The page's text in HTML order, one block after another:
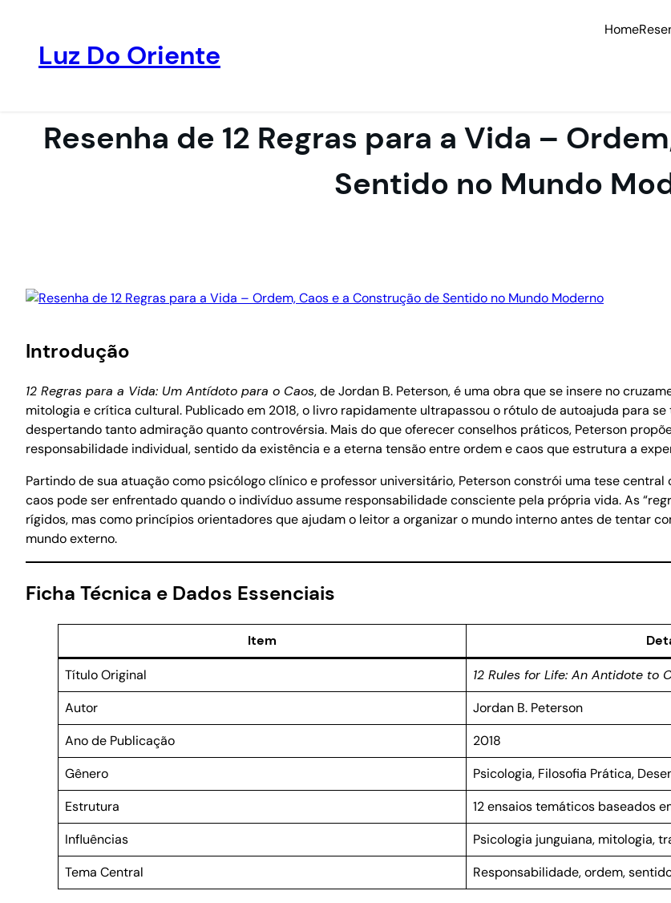
conteúdo
Luz Do Oriente
Home
Resenha de 12 Regras para a Vida –
Sentido no Mundo
Introdução
12 Regras para a Vida: Um Antídoto para o Caos, de Jordan B. Peterson, é uma obra que se insere no
mitologia e crítica cultural. Publicado em 2018, o livro rapidamente ultrapassou o rótulo de autoajuda para
despertando tanto admiração quanto controvérsia. Mais do que oferecer conselhos práticos, Peterson
responsabilidade individual, sentido da existência e a eterna tensão entre ordem e caos que estrutura a
Partindo de sua atuação como psicólogo clínico e professor universitário, Peterson constrói uma tese central
caos pode ser enfrentado quando o indivíduo assume responsabilidade consciente pela própria vida. As
rígidos, mas como princípios orientadores que ajudam o leitor a organizar o mundo interno antes de tentar
mundo externo.
Ficha Técnica e Dados Essenciais
Item
Título Original
12 Rules for Life: An Antidote to
Autor
Jordan B. Peterson
Ano de Publicação
2018
Gênero
Psicologia, Filosofia Prática,
Estrutura
12 ensaios temáticos baseados
Influências
Psicologia junguiana, mitologia,
Tema Central
Responsabilidade, ordem,